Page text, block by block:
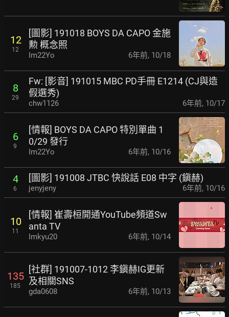
12
12
[圖影] 191018 BOYS DA CAPO 金施
勲 概念照
Im22Yo 6年前, 10/18
8
29
Fw: [影音] 191015 MBC PD手冊 E1214 (CJ與造
假選秀)
chw1126 6年前, 10/17
6
9
[情報] BOYS DA CAPO 特別單曲 1
0/29 發行
Im22Yo 6年前, 10/16
4
6
[圖影] 191008 JTBC 快說話 E08 中字 (鎭赫)
jenyjeny 6年前, 10/16
10
11
[情報] 崔壽桓開通YouTube頻道Sw
anta TV
Imkyu20 6年前, 10/14
135
185
[社群] 191007-1012 李鎭赫IG更新
及相關SNS
gda0608 6年前, 10/13